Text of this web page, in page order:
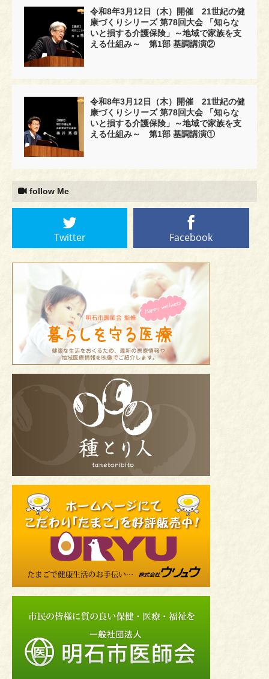
令和8年3月12日（木）開催 21世紀の健
康づくりシリーズ 第78回大会 「知らな
いと損する介護保険」～地域で家族を支
える仕組み～ 第1部 基調講演②
令和8年3月12日（木）開催 21世紀の健
康づくりシリーズ 第78回大会 「知らな
いと損する介護保険」～地域で家族を支
える仕組み～ 第1部 基調講演①
follow Me
Twitter Facebook